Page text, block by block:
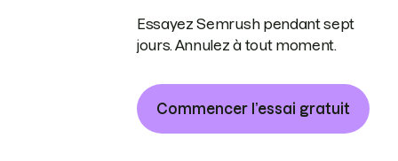
Essayez Semrush pendant sept
jours. Annulez à tout moment.
Commencer l’essai gratuit